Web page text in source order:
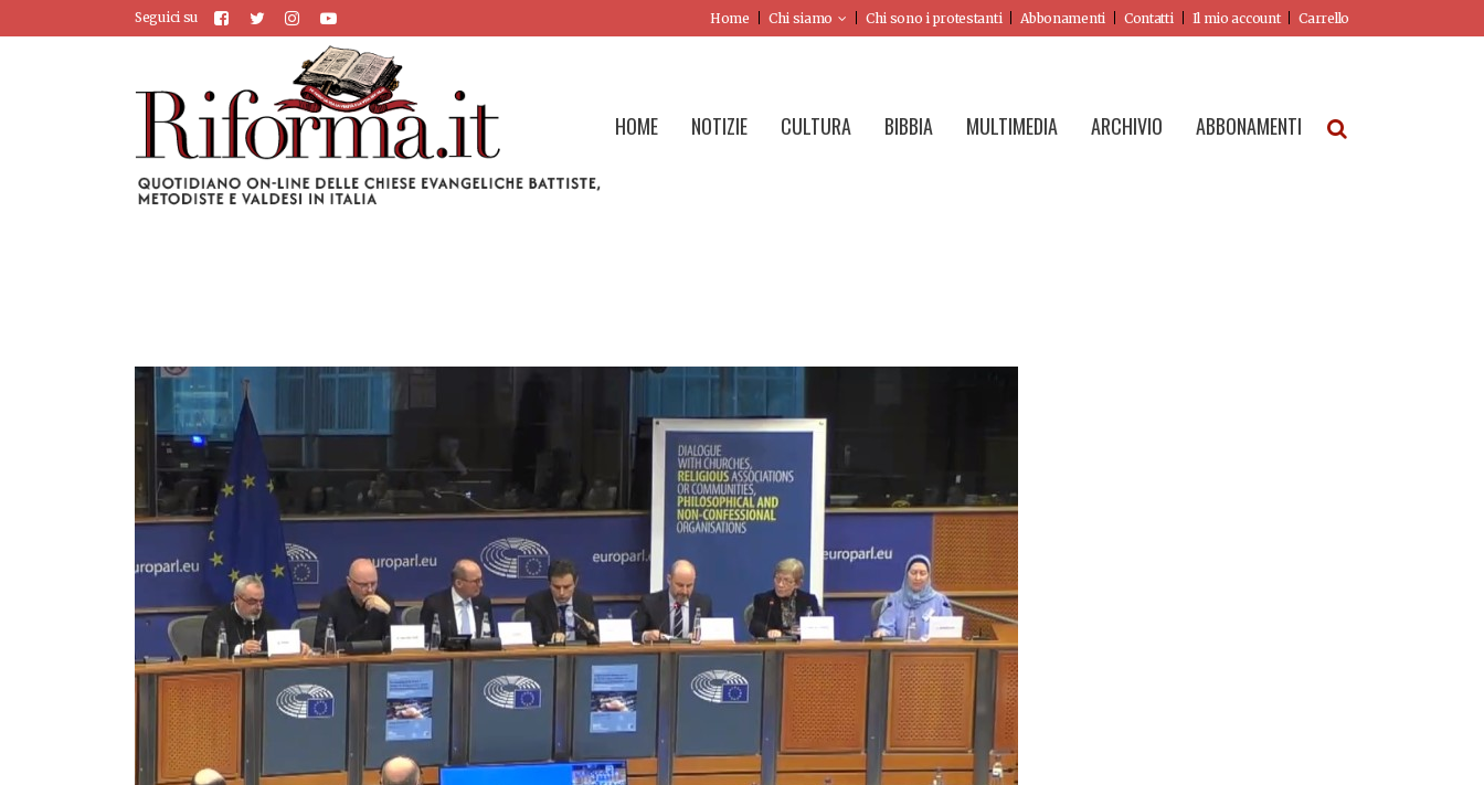
Seguici su Home Chi siamo Chi sono i protestanti Abbonamenti Contatti Il mio account Carrello
HOME NOTIZIE CULTURA BIBBIA MULTIMEDIA ARCHIVIO ABBONAMENTI